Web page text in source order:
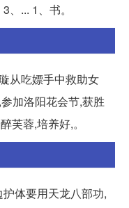
... 1、书。
从吃嫖手中救助女
加洛阳花会节,获胜
芙蓉,培养好,。
体要用天龙八部功,